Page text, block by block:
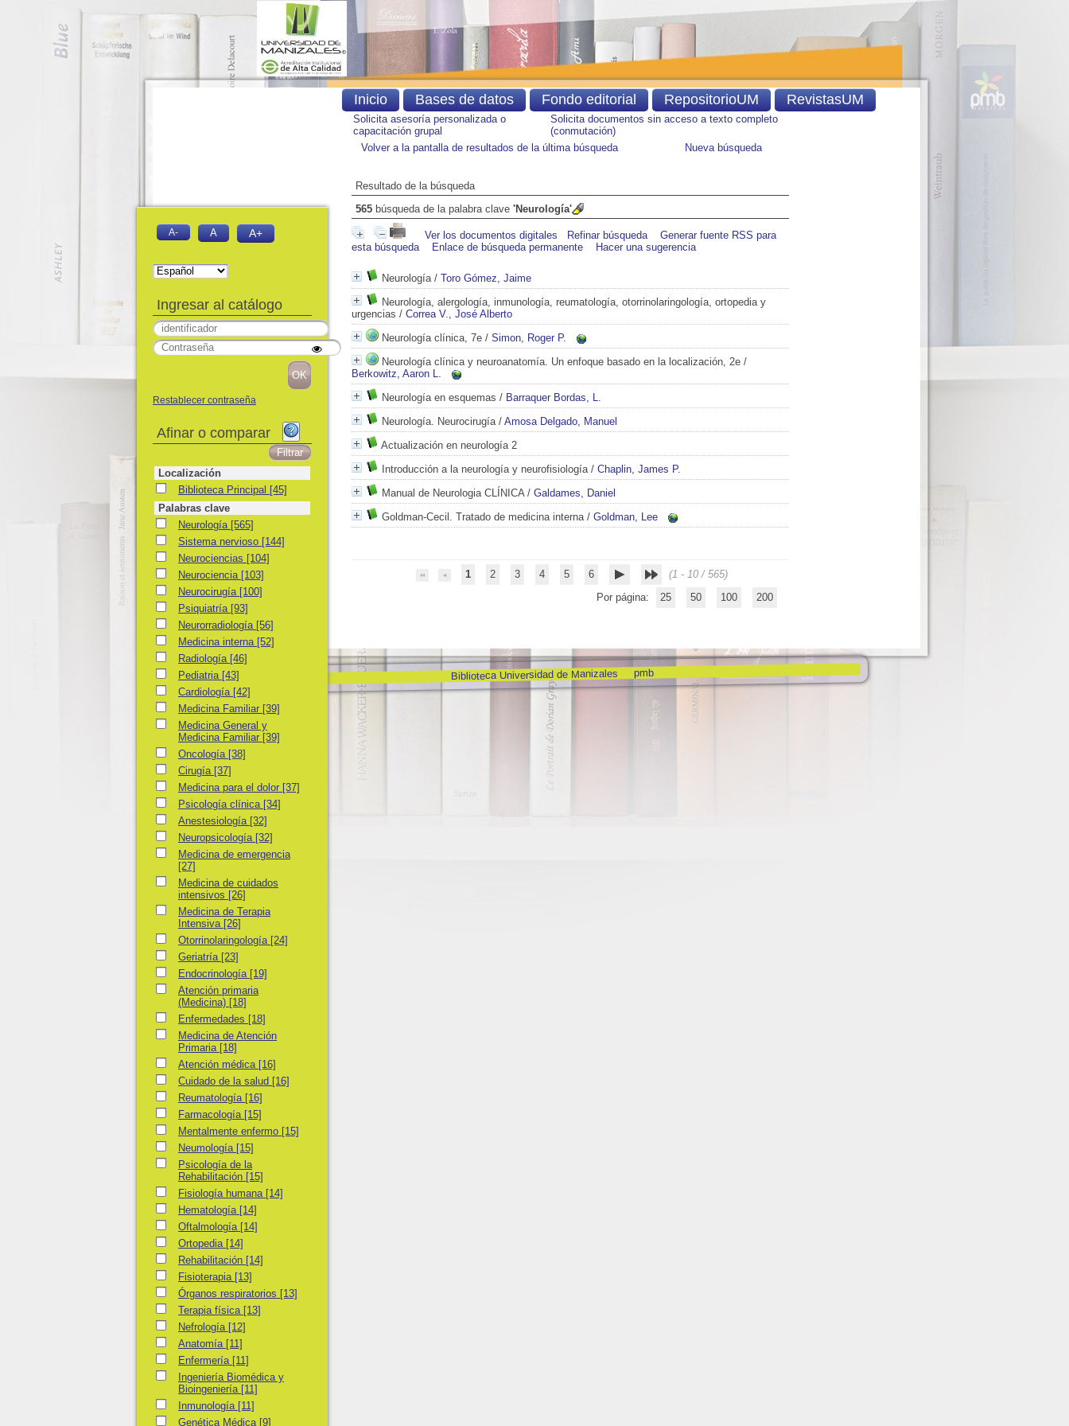
Solicita asesoría personalizada o
capacitación grupal
Solicita documentos sin acceso a texto completo
(conmutación)
Volver a la pantalla de resultados de la última búsqueda
Nueva búsqueda
Resultado de la búsqueda
565 búsqueda de la palabra clave 'Neurología'
Ver los documentos digitales Refinar búsqueda
Generar fuente RSS para
esta búsqueda
Enlace de búsqueda permanente Hacer una sugerencia
Neurología/ Toro Gómez, Jaime
Neurología, alergología, inmunología, reumatología, otorrinolaringología, ortopedia y
urgencias / Correa V., José Alberto
Neurología clínica, 7e / Simon, Roger P.
Neurología clínica y neuroanatomía. Un enfoque basado en la localización, 2e /
Berkowitz, Aaron L.
Neurología en esquemas / Barraquer Bordas, L.
Neurología. Neurocirugía/ Amosa Delgado, Manuel
Actualización en neurología 2
Introducción a la neurología y neurofisiología/ Chaplin, James P.
Manual de Neurologia CLÍNICA/ Galdames, Daniel
Goldman-Cecil. Tratado de medicina interna/ Goldman, Lee
1 2 3 4 5 6
(1 - 10 / 565)
Por página:
25 50 100 200
Biblioteca Universidad de Manizales pmb
Inicio Bases de datos Fondo editorial RepositorioUM RevistasUM
A- A A+
Ingresar al catálogo
Restablecer contraseña
Afinar o comparar
Localización
Biblioteca Principal
Biblioteca Principal [45]
Palabras clave
NeurologíaNeurología [565]
Sistema nervioso
Sistema nervioso [144]
Neurociencias
Neurociencias [104]
Neurociencia
Neurociencia [103]
Neurocirugía
Neurocirugía [100]
PsiquiatríaPsiquiatría [93]
Neurorradiología
Neurorradiología [56]
Medicina interna
Medicina interna [52]
RadiologíaRadiología [46]
PediatriaPediatria [43]
Cardiología
Cardiología [42]
Medicina Familiar
Medicina Familiar [39]
Medicina General y Medicina Familiar
Medicina General y
Medicina Familiar [39]
OncologíaOncología [38]
CirugíaCirugía [37]
Medicina para el dolor
Medicina para el dolor [37]
Psicología clínica
Psicología clínica [34]
Anestesiología
Anestesiología [32]
Neuropsicología
Neuropsicología [32]
Medicina de emergencia
Medicina de emergencia
[27]
Medicina de cuidados intensivos
Medicina de cuidados
intensivos [26]
Medicina de Terapia Intensiva
Medicina de Terapia
Intensiva [26]
Otorrinolaringología
Otorrinolaringología [24]
GeriatríaGeriatría [23]
Endocrinología
Endocrinología [19]
Atención primaria (Medicina)
Atención primaria
(Medicina) [18]
Enfermedades
Enfermedades [18]
Medicina de Atención Primaria
Medicina de Atención
Primaria [18]
Atención médica
Atención médica [16]
Cuidado de la salud
Cuidado de la salud [16]
Reumatología
Reumatología [16]
Farmacología
Farmacología [15]
Mentalmente enfermo
Mentalmente enfermo [15]
Neumología
Neumología [15]
Psicología de la Rehabilitación
Psicología de la
Rehabilitación [15]
Fisiología humana
Fisiología humana [14]
Hematología
Hematología [14]
Oftalmología
Oftalmología [14]
OrtopediaOrtopedia [14]
Rehabilitación
Rehabilitación [14]
Fisioterapia
Fisioterapia [13]
Órganos respiratorios
Órganos respiratorios [13]
Terapia física
Terapia física [13]
NefrologíaNefrología [12]
AnatomíaAnatomía [11]
Enfermería
Enfermería [11]
Ingeniería Biomédica y Bioingeniería
Ingeniería Biomédica y
Bioingeniería [11]
Inmunología
Inmunología [11]
Genética Médica
Genética Médica [9]